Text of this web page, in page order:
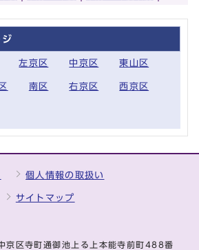
左京区 中京区 東山区
南区 右京区 西京区
個人情報の取扱い
サイトマップ
区寺町通御池上る上本能寺前町488番